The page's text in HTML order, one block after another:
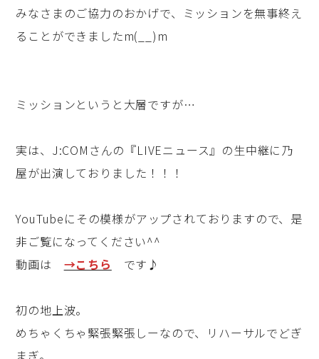
みなさまのご協力のおかげで、ミッションを無事終え
ることができましたm(__)m
ミッションというと大層ですが…
実は、J:COMさんの『LIVEニュース』の生中継に乃
屋が出演しておりました！！！
YouTubeにその模様がアップされておりますので、是
非ご覧になってください^^
動画は →こちら です♪
初の地上波。
めちゃくちゃ緊張緊張しーなので、リハーサルでどぎ
まぎ。